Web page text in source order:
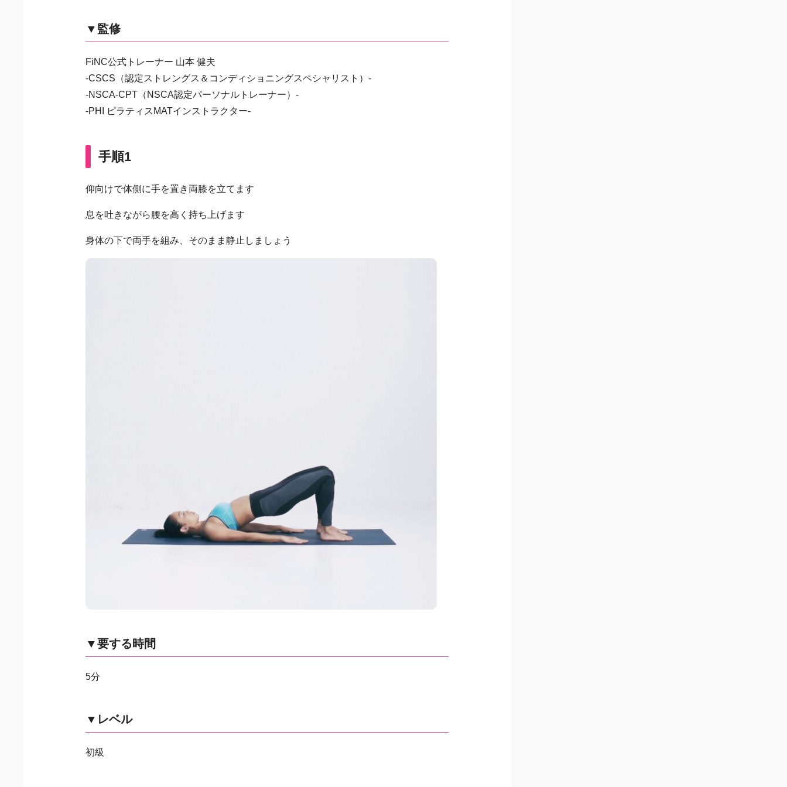
▼監修
FiNC公式トレーナー 山本 健夫
-CSCS（認定ストレングス＆コンディショニングスペシャリスト）-
-NSCA-CPT（NSCA認定パーソナルトレーナー）-
-PHI ピラティスMATインストラクター-
手順1
仰向けで体側に手を置き両膝を立てます
息を吐きながら腰を高く持ち上げます
身体の下で両手を組み、そのまま静止しましょう
▼要する時間
5分
▼レベル
初級